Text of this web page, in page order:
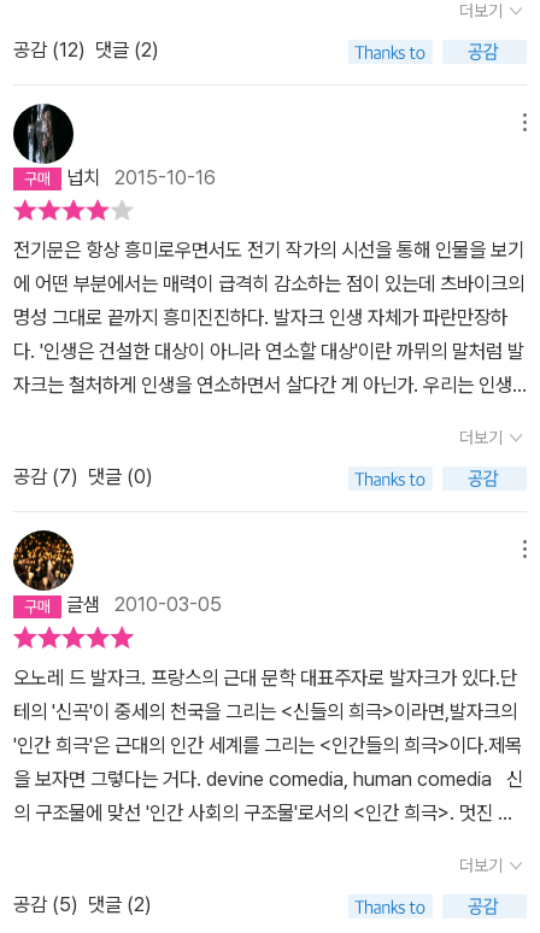
발자크는 돈 많은 과부과의 결혼을 갈구했다. 평소 계산에는 서툴렀
지만, 이런 방면에서는 빠삭한 남자가 바로 발자크였다. 그의 소설에
나 나올 법한 이야기를 실천에 이루기 위해 발자크는 그야말로 수단
과 방법을 가리지 않았다. 아니 어쩌면 자신이 직접 체험하지 않은 것
은 글로 쓰지 않는다는 어떤 작가처럼, 자신의 체험을 소재로 삼았던
건 아닐지 의심이 들기도 한다. 결국 그의 첫사랑은 드 베르니 부인
이라는 자신의 어머니 뻘의 여성이었다. 위대한 시인이 되길 원하는
이 남자는 성공의 사다리를 타기 위해 뻔뻔함으로 무장한 그야말로
속물 그 자체였다. 발자크는 평생 동안, 자신을 보살필 수 있는 재력과
넉넉한 여유를 지닌 귀부인들과의 결혼을 꿈꾸었다. 미래의 배우자가
지닌 재력이 자신의 멈추지 않는 창작의 바탕이 될 거라고 굳게 믿었
던 게 아니었을까. 청춘 시절의 발자크는 돈이 필요했다. 그랬기 때
걸지 않고, 표절과 짜깁기 등 그야말로 글쓰기에 있어 가능한 모든 글
담지 않은 글들의 퀄리티가 보장될 수가 있었을까. 아마 나중에 대가
가 된 다음에 자신의 글을 보게 되면 너무 쪽팔리지 않았을까. 물론 자
신의 이름을 걸고 발표한 글은 지울 수가 없다는 치명적 단점이 있다
는 걸 미래의 위대한 작가가 모르진 않았겠지. 제법 글쓰기로 돈을
만지기 시작한 발자크는 자신과 어울리지 않는 출판사와 인쇄업에 손
을 댔다가 크게 한 탕 해먹는 대신, 상상을 초월하는 빚을 지게 된다.
아니 젊은 친구, 너무 세상을 만만하게 본 건 아니구? 발자크는 손절
이라는 걸 모르는 남자가 아니었나 싶다. 망한 사업을 뒤집기 위해 또
다른 사업에 손을 댔다가 시원하게 들어먹기를 반복한다. 낙관주의
와 무지막지한 성공에 대한 의지로 똘똘 뭉친 결점투성이 작가에게
투기는 도락 중의 하나였다. 돈을 벌기 위해 그는 글쓰기를 마다하지
다. 그러나 이 후각은 언제나 예술가로서의 그에게만 호의적이었고,
자신의 영역을 넘어서려고만 하면 언제나 그를 잘못 인도하였다. 발
자크가 자신의 환상을 작업으로 바꾸면 그 환상은 그에게 수십만금과
그밖에도 불멸의 작품을 만들어주었다. 그러나 그가 환상을 돈으로
바꾸려고만 하면 빚만 쌓이고, 그 결과 수십 배, 수백 배의 노동이 대
가로 돌아왔다.(p.482) '기묘한 귀족 숭배병'을 앓았던 발자크. '귀족
증서 한 장을 얻기 위해서라면 자기 영혼이라도 팔았을' 이런 속물적
이고 어리석은 그가 싫어지기는 커녕 더욱 애정이 가고 그의 모든 작
품을 읽고 싶은건 어떤 마음일까? 츠바이크가 이런 나의 마음에 분명
하게 답을 준다. '그는 적대감을 갖기에는 너무나 위대하였다.'(p.19
7) 츠바이크는 발자크가 진지한 예술가로 발전하는 과정을 발자크 생
애의 굵직한 사건들을 통해 예리하면서도 때로는 우스꽝스럽지만 발
자크의 팬으로서 따뜻하게 그려낸다. 한 번만 읽기에는 너무나 잘 쓴
평전이고 이 작품이 츠바이크의 유고라는 점 또한 나에겐 큰 의미로
더보기
공감 (12) 댓글 (2)
넙치 2015-10-16
전기문은 항상 흥미로우면서도 전기 작가의 시선을 통해 인물을 보기
에 어떤 부분에서는 매력이 급격히 감소하는 점이 있는데 츠바이크의
명성 그대로 끝까지 흥미진진하다. 발자크 인생 자체가 파란만장하
다. '인생은 건설한 대상이 아니라 연소할 대상'이란 까뮈의 말처럼 발
자크는 철처하게 인생을 연소하면서 살다간 게 아닌가. 우리는 인생
찝찌름한 상태로 하루하루를 살아간다. 누군가가 인생에는 '지랄 총
량의 법칙'이 있다고 했다. 일생에서 주어진 발광의 양을 채우기 마련
인데, 츠바이크가 묘사한 발자크의 삶은 그 자체가 발광(發狂/發光)
이다. 발자크는 어머무시한 몽상가이다. 머릿속에 어떤 아이디어가
떠오르면 발자크는 벌써 실행까지 나아간다! '내 생애의 모든 시기에
걸쳐서 나는 언제나 용기가 내 불행보다 더 큰 것을 보았다.'(156) 그
에게 좌절이란 우스운 것이다. 실패하고 일어나서 또 계획하고 실행
하고 실패한다. 그러기 위해서 그는 글을 썼다. 소설을 쓰는 일은 그에
게 아주 현실적 수단이었다. 원고료를 미리 계산해서 일을 저지르고
탕진한 후 남아있는 건 땡겨쓴 원고료를 갚기 위해 글을 써내는 거 였
다. 무모한 계획에 대한 끊임 없이 도전하고 실패 후 재정 악화를 만회
할 방법은 글을 쓰는 일 밖에는 없었다. 작가는, 발자크 한테 일종의
직업이었고 엄청난 재정적 파산 상태는 그가 끊임없이 글을 쓰는 추
진력을 제공했다. 당시에도 엄청난 인세를 받고 인기를 누렸는데 그
더보기
공감 (7) 댓글 (0)
글샘 2010-03-05
오노레 드 발자크. 프랑스의 근대 문학 대표주자로 발자크가 있다.단
테의 '신곡'이 중세의 천국을 그리는 <신들의 희극>이라면,발자크의
'인간 희극'은 근대의 인간 세계를 그리는 <인간들의 희극>이다.제목
을 보자면 그렇다는 거다. devine comedia, human comedia 신
의 구조물에 맞선 '인간 사회의 구조물'로서의 <인간 희극>. 멋진 발
던 작가 발자크.그의 인간 희극에는 근대 프랑스에서 찾아볼 수 있는
인간상으로 가득하다고 한다.슈테판 츠바이크의 마지막 작품인 '발자
더보기
공감 (5) 댓글 (2)